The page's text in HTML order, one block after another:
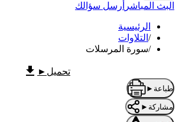
البث المباشر أرسل سؤالك
الرئيسية
/ التلاوات
/سورة المرسلات
تحميل ►
طباعة ►
مشاركة ►